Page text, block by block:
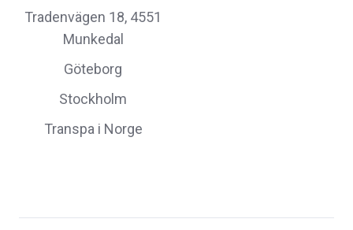
Tradenvägen 18, 4551
Munkedal
Göteborg
Stockholm
Transpa i Norge